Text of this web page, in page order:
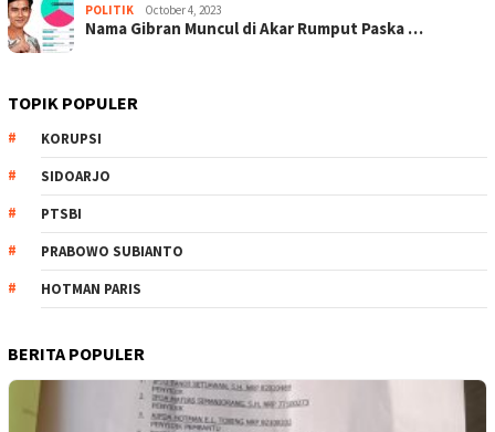
POLITIK October 4, 2023
Nama Gibran Muncul di Akar Rumput Paska …
TOPIK POPULER
KORUPSI
SIDOARJO
PTSBI
PRABOWO SUBIANTO
HOTMAN PARIS
BERITA POPULER